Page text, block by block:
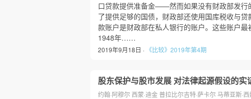
口贷款提供准备金——然而如果没有财政部发行
了提供足够的国债，财政部还使用国库税收与贷
款账户是财政部在私人银行的账户。这些账户
1948年……
2019年9月18日 · 《比较》2019年第4期
股东保护与股市发展 对法律起源假设的实
约翰·阿穆尔 西蒙·迪金 普拉比尔吉特·萨卡尔 马蒂亚斯·